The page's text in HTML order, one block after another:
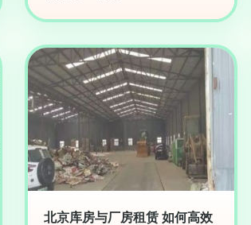
北京库房与厂房租赁 如何高效